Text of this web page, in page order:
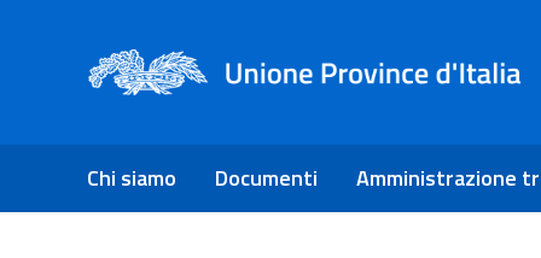
Chi siamo Documenti Amministrazione